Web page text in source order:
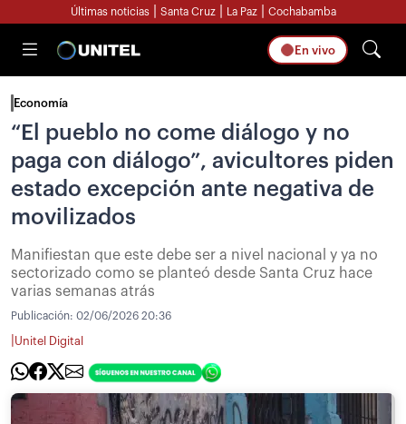
Últimas noticias Santa Cruz La Paz Cochabamba
En vivo
Economía
“El pueblo no come diálogo y no
paga con diálogo”, avicultores piden
estado excepción ante negativa de
movilizados
Manifiestan que este debe ser a nivel nacional y ya no
sectorizado como se planteó desde Santa Cruz hace
varias semanas atrás
Publicación: 02/06/2026 20:36
Unitel Digital